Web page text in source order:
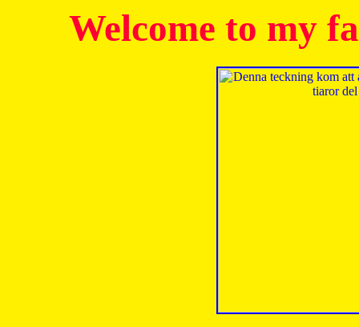
Welcome to my